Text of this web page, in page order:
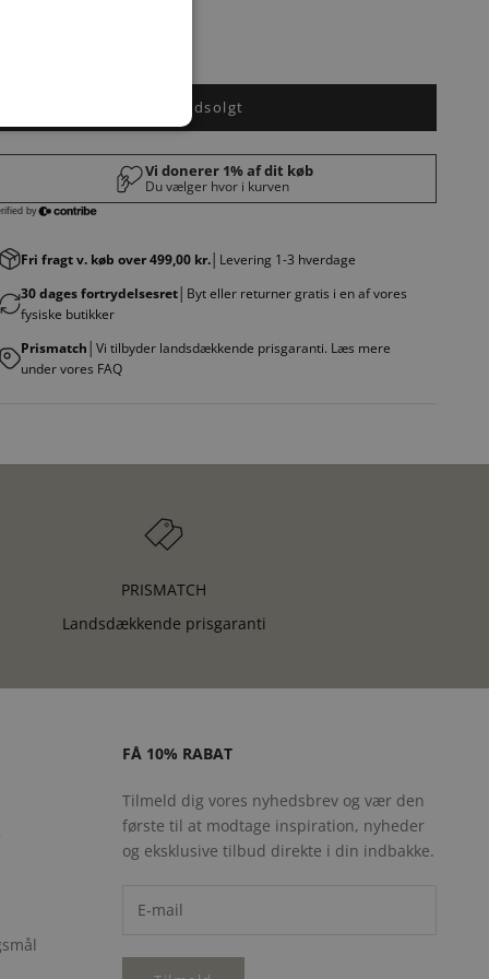
Udsolgt
Fri fragt v. køb over 499,00 kr. │Levering 1-3 hverdage
30 dages fortrydelsesret │Byt eller returner gratis i en af vores
fysiske butikker
Prismatch │Vi tilbyder landsdækkende prisgaranti. Læs mere
under vores FAQ
PRISMATCH
Landsdækkende prisgaranti
FÅ 10% RABAT
Tilmeld dig vores nyhedsbrev og vær den
første til at modtage inspiration, nyheder
og eksklusive tilbud direkte i din indbakke.